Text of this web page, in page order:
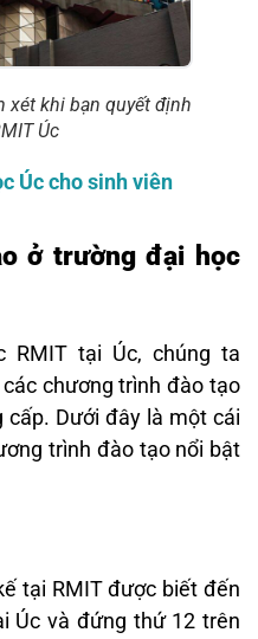
xét khi bạn quyết định
Úc
Úc cho sinh viên
ở trường đại học
RMIT tại Úc, chúng ta
chương trình đào tạo
Dưới đây là một cái
trình đào tạo nổi bật
tại RMIT được biết đến
Úc và đứng thứ 12 trên